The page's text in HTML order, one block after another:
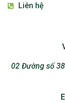
Liên hệ
02 Đường số